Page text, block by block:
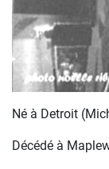
Né à Detroit
Décédé à